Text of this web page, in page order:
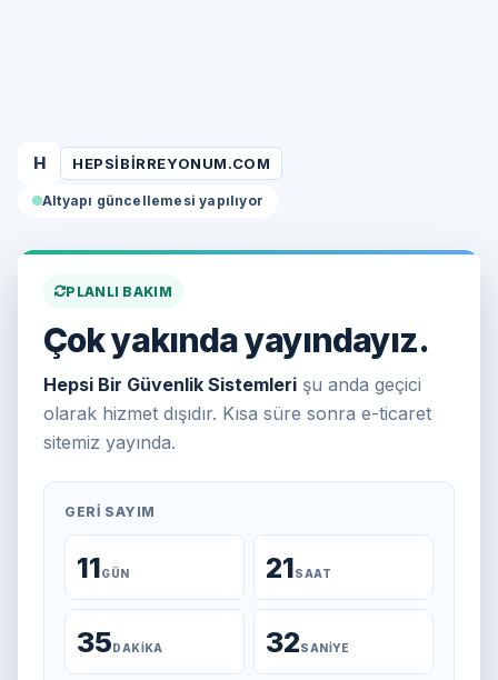
H HEPSIBIRREYONUM.COM
Altyapı güncellemesi yapılıyor
PLANLI BAKIM
Çok yakında yayındayız.
Hepsi Bir Güvenlik Sistemleri şu anda geçici
olarak hizmet dışıdır. Kısa süre sonra e-ticaret
sitemiz yayında.
GERI SAYIM
11GÜN 21SAAT
35DAKIKA 32SANIYE